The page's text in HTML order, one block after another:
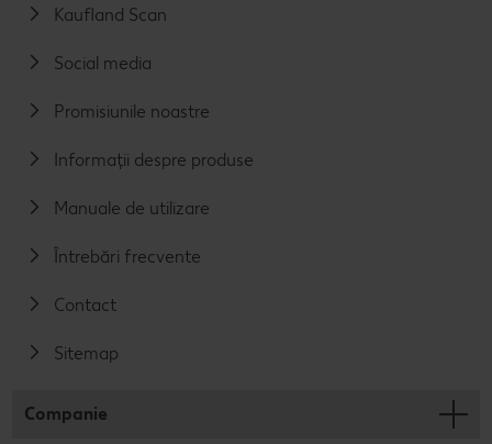
Kaufland Scan
Social media
Promisiunile noastre
Informații despre produse
Manuale de utilizare
Întrebări frecvente
Contact
Sitemap
Companie